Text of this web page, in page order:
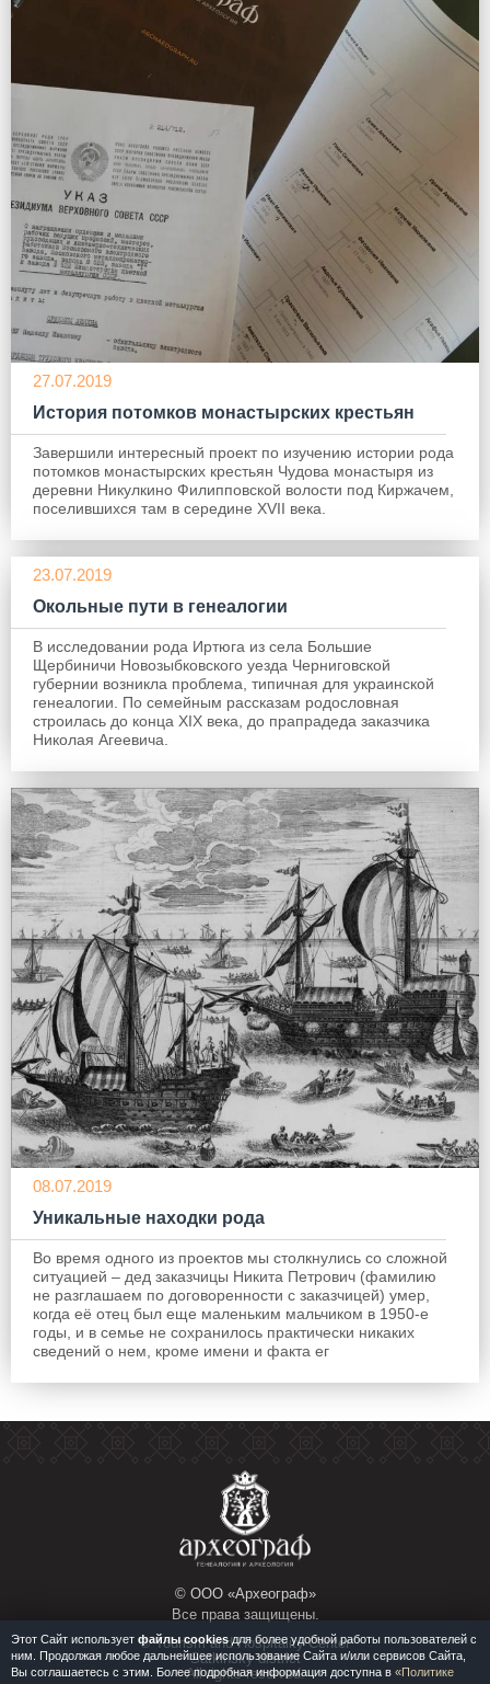
27.07.2019
История потомков монастырских крестьян
Завершили интересный проект по изучению истории рода
потомков монастырских крестьян Чудова монастыря из
деревни Никулкино Филипповской волости под Киржачем,
поселившихся там в середине XVII века.
23.07.2019
Окольные пути в генеалогии
В исследовании рода Иртюга из села Большие
Щербиничи Новозыбковского уезда Черниговской
губернии возникла проблема, типичная для украинской
генеалогии. По семейным рассказам родословная
строилась до конца XIX века, до прапрадеда заказчика
Николая Агеевича.
08.07.2019
Уникальные находки рода
Во время одного из проектов мы столкнулись со сложной
ситуацией – дед заказчицы Никита Петрович (фамилию
не разглашаем по договоренности с заказчицей) умер,
когда её отец был еще маленьким мальчиком в 1950-е
годы, и в семье не сохранилось практически никаких
сведений о нем, кроме имени и факта ег
© ООО «Археограф»
Все права защищены.
© Tourism and Hospitality Center
Satkinsky district
All rights reserved.
Этот Сайт использует файлы cookiesдля более удобной работы пользователей с
ним. Продолжая любое дальнейшее использование Сайта и/или сервисов Сайта,
Вы соглашаетесь с этим. Более подробная информация доступна в «Политике